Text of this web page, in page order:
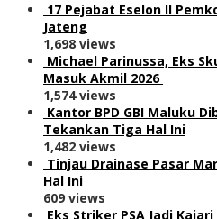
17 Pejabat Eselon II
Jateng
1,698 views
Michael Parinussa, Eks
Masuk Akmil 2026
1,574 views
Kantor BPD GBI Maluku
Tekankan Tiga Hal Ini
1,482 views
Tinjau Drainase Pasar
Hal Ini
609 views
Eks Striker PSA Jadi